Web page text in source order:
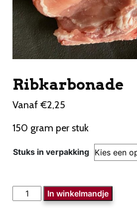
Ribkarbonade
Vanaf €2,25
150 gram per stuk
Stuks in verpakking
Ribkarbonade
aantal
In winkelmandje